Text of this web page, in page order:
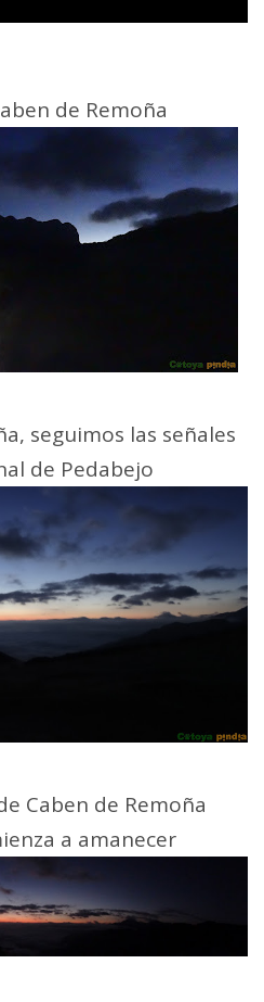
de Remoña
seguimos las señales
de Pedabejo
Caben de Remoña
a amanecer